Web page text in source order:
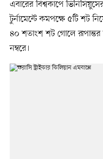
এবারের বিশ্বকাপে
টুর্নামেন্টে কমপক্ষে ৫টি শট
৪০ শতাংশ শট গোলে
নম্বরে।